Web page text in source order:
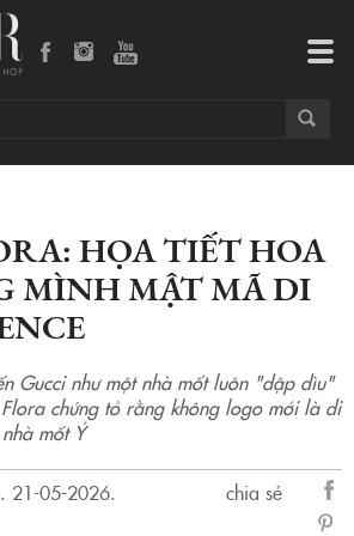
HỌA TIẾT HOA
MÌNH MẬT MÃ DI
Gucci như một nhà mốt luôn "dập dìu"
chứng tỏ rằng không logo mới là di
mốt Ý
. 21-05-2026.
chia sẻ
sẻ